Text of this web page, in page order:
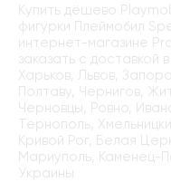
Купить дёшево
фигурки Плеймобил
интернет-магазине
заказать с доставкой
Харьков, Львов,
Полтаву, Чернигов,
Черновцы, Ровно,
Тернополь,
Кривой Рог, Белая
Мариуполь, Каменец-
Украины